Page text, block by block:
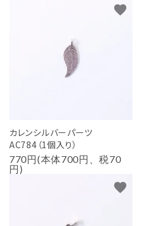
カレンシルバーパーツ
AC784（1個入り）
770円(本体700円、税70
円)
favorite
favorite